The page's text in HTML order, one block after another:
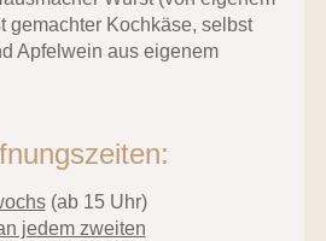
gemachter Kochkäse, selbst
Apfelwein aus eigenem
(ab 15 Uhr)
jedem zweiten